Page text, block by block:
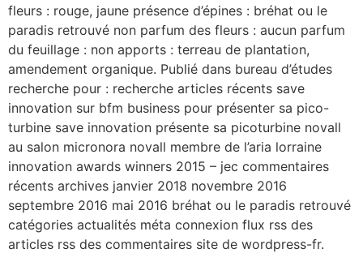
fleurs : rouge, jaune présence d’épines : bréhat ou le
paradis retrouvé non parfum des fleurs : aucun parfum
du feuillage : non apports : terreau de plantation,
amendement organique. Publié dans bureau d’études
recherche pour : recherche articles récents save
innovation sur bfm business pour présenter sa pico-
turbine save innovation présente sa picoturbine novall
au salon micronora novall membre de l’aria lorraine
innovation awards winners 2015 – jec commentaires
récents archives janvier 2018 novembre 2016
septembre 2016 mai 2016 bréhat ou le paradis retrouvé
catégories actualités méta connexion flux rss des
articles rss des commentaires site de wordpress-fr.